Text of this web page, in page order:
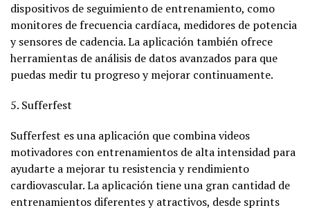
dispositivos de seguimiento de entrenamiento, como
monitores de frecuencia cardíaca, medidores de potencia
y sensores de cadencia. La aplicación también ofrece
herramientas de análisis de datos avanzados para que
puedas medir tu progreso y mejorar continuamente.
5. Sufferfest
Sufferfest es una aplicación que combina videos
motivadores con entrenamientos de alta intensidad para
ayudarte a mejorar tu resistencia y rendimiento
cardiovascular. La aplicación tiene una gran cantidad de
entrenamientos diferentes y atractivos, desde sprints